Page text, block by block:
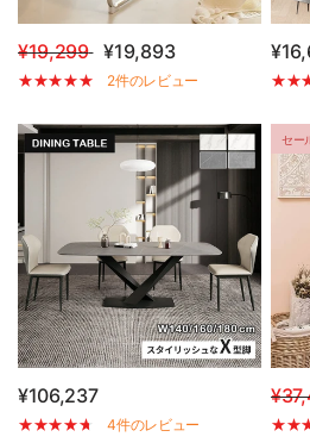
¥19,299 ¥19,893
2件のレビュー
¥106,237
4件のレビュー
セー